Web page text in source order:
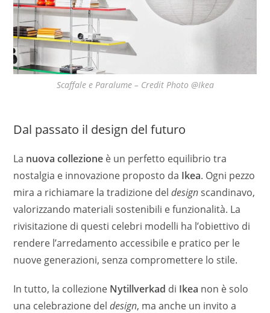
Scaffale e Paralume – Credit Photo @Ikea
Dal passato il design del futuro
La nuova collezione è un perfetto equilibrio tra
nostalgia e innovazione proposto da Ikea. Ogni pezzo
mira a richiamare la tradizione deldesignscandinavo,
valorizzando materiali sostenibili e funzionalità. La
rivisitazione di questi celebri modelli ha l’obiettivo di
rendere l’arredamento accessibile e pratico per le
nuove generazioni, senza compromettere lo stile.
In tutto, la collezione Nytillverkad di Ikea non è solo
una celebrazione deldesign, ma anche un invito a